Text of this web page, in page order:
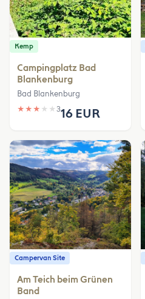
Kemp
Campingplatz Bad
Blankenburg
Bad Blankenburg
★ ★ ★ ★ ★ 316 EUR
Campervan Site
Am Teich beim Grünen
Band